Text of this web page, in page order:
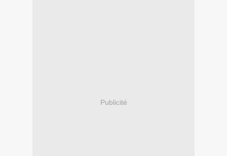
Publicité